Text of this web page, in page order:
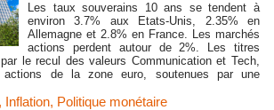
Les taux souverains 10 ans se tendent à
environ 3.7% aux Etats-Unis, 2.35% en
Allemagne et 2.8% en France. Les marchés
actions perdent autour de 2%. Les titres
le recul des valeurs Communication et Tech,
actions de la zone euro, soutenues par une
, Inflation, Politique monétaire